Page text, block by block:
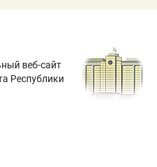
веб-сайт
Республики